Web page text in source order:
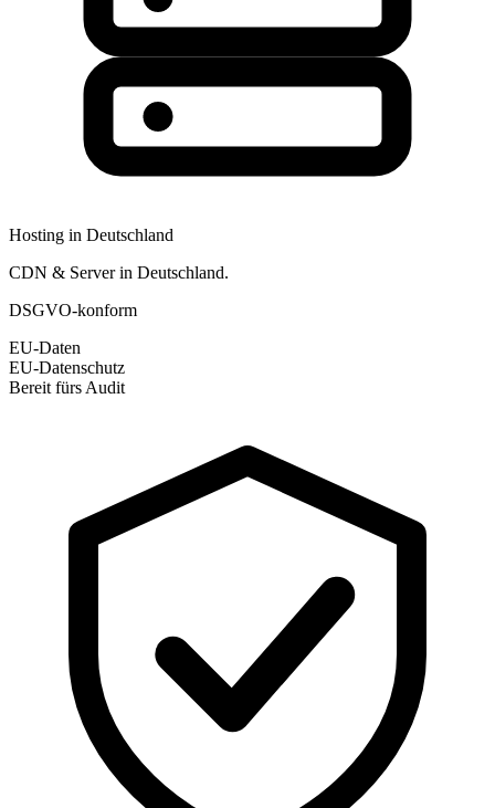
Hosting in Deutschland
CDN & Server in Deutschland.
DSGVO-konform
EU-Daten
EU-Datenschutz
Bereit fürs Audit